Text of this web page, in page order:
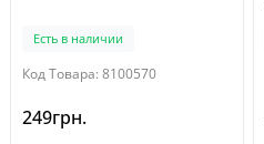
Есть в наличии
Код Товара: 8100570
249грн.